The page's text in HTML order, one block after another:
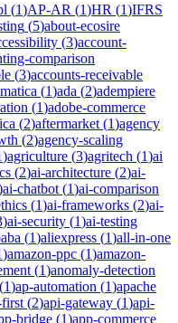
(1)AP-AR (1)HR (1)IFRS
(5)about-ecosire
(3)account-
comparison
(3)accounts-receivable
(1)ada (2)adempiere
(1)adobe-commerce
(2)aftermarket (1)agency
(2)agency-scaling
)agriculture (3)agritech (1)ai
(2)ai-architecture (2)ai-
ai-chatbot (1)ai-comparison
(1)ai-frameworks (2)ai-
)ai-security (1)ai-testing
(1)aliexpress (1)all-in-one
)amazon-ppc (1)amazon-
(1)anomaly-detection
(1)ap-automation (1)apache
(2)api-gateway (1)api-
bridge (1)app-commerce